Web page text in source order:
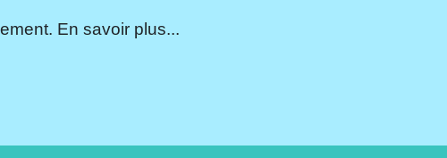
En savoir plus...